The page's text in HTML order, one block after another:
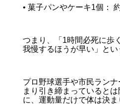
• 菓子パンやケーキ1個：
つまり、「1時間必死に歩
我慢するほうが早い」とい
プロ野球選手や市民ラン
まり引き締まっていると
に、運動量だけで体は決ま